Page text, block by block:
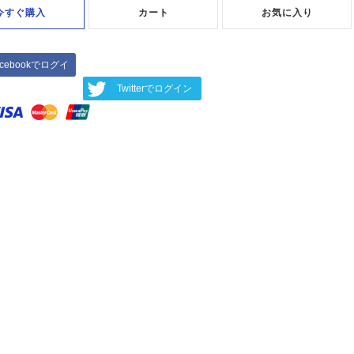
すぐ購入 カート お気に入り
でログイ
Twitterでログイン